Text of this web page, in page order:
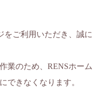
をご利用いただき、誠に
業のため、RENSホーム
できなくなります。